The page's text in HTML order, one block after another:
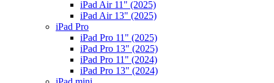
iPad Air 11" (2025)
iPad Air 13" (2025)
iPad Pro
iPad Pro 11" (2025)
iPad Pro 13" (2025)
iPad Pro 11" (2024)
iPad Pro 13" (2024)